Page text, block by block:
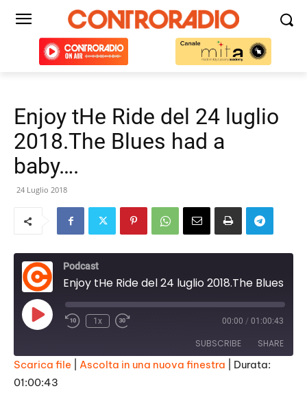
Enjoy tHe Ride del 24 luglio
2018.The Blues had a
baby….
24 Luglio 2018
Podcast
Play
Episode
1x 00:00 / 01:00:43
SUBSCRIBE SHARE
SHARE
Scarica file Ascolta in una nuova finestra
Durata:
01:00:43